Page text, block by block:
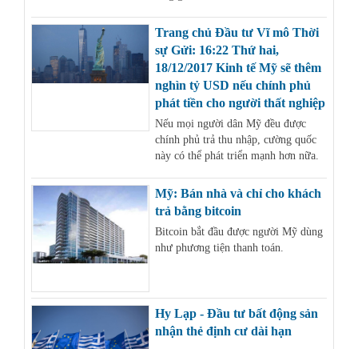
Trang chủ Đầu tư Vĩ mô Thời
sự Gửi: 16:22 Thứ hai,
18/12/2017 Kinh tế Mỹ sẽ thêm
nghìn tỷ USD nếu chính phủ
phát tiền cho người thất nghiệp
Nếu mọi người dân Mỹ đều được
chính phủ trả thu nhập, cường quốc
này có thể phát triển mạnh hơn nữa.
Mỹ: Bán nhà và chỉ cho khách
trả bằng bitcoin
Bitcoin bắt đầu được người Mỹ dùng
như phương tiện thanh toán.
Hy Lạp - Đầu tư bất động sản
nhận thẻ định cư dài hạn